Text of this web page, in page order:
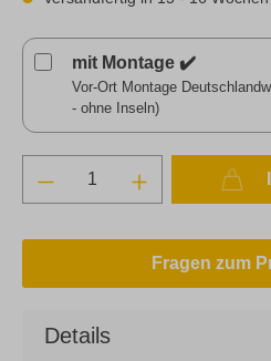
mit Montage ✔️
Vor-Ort Montage
- ohne Inseln)
Fragen zum
Details